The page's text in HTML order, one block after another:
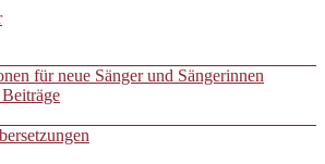
für neue Sänger und Sängerinnen